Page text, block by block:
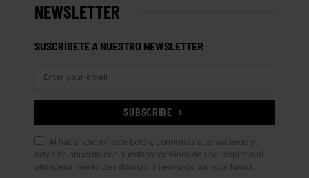
NEWSLETTER
SUSCRÍBETE A NUESTRO NEWSLETTER
SUBSCRIBE
Al hacer clic en este botón, confirmas que has leído y
estas de acuerdo con nuestros términos de uso respecto al
almacenamiento de información enviada por esta forma.